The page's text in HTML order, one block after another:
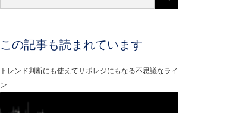
この記事も読まれています
トレンド判断にも使えてサポレジにもなる不思議なライ
ン